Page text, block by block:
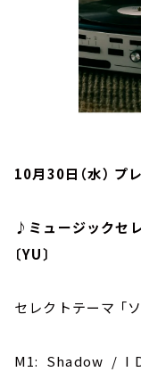
10月30日（水） プ
♪ミュージックセ
〔YU〕
セレクトテーマ 「
M1: Shadow / I